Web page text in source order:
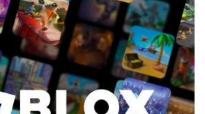
Añadir
a la
lista
de
deseos